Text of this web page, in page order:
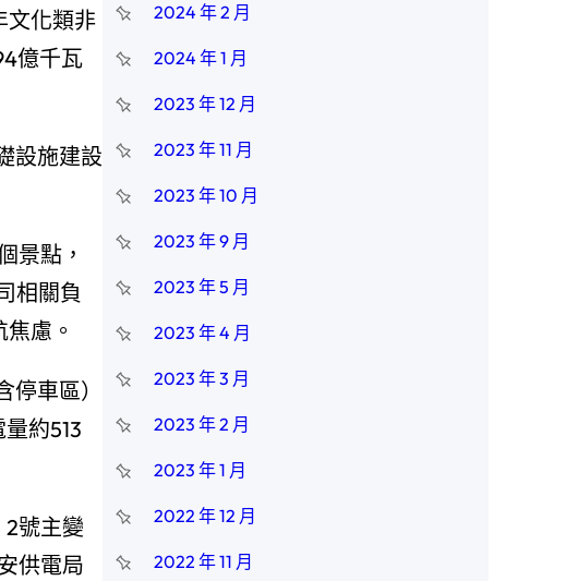
文化類非
億千瓦
設施建設
景點，
相關負
慮。
車區）
約513
號主變
供電局
2024 年 2 月
2024 年 1 月
2023 年 12 月
2023 年 11 月
2023 年 10 月
2023 年 9 月
2023 年 5 月
2023 年 4 月
2023 年 3 月
2023 年 2 月
2023 年 1 月
2022 年 12 月
2022 年 11 月